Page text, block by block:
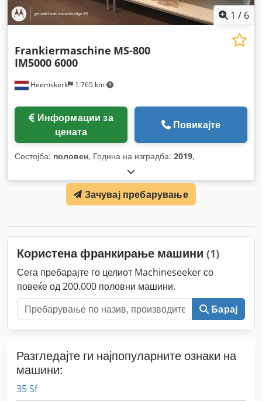
1 / 6
Heemskerk 1.765 km
Frankiermaschine MS-800
IM5000 6000
цената
Повикајте
Состојба: половен, Година на изградба: 2019,
Зачувај пребарување
Користена франкирање машини (1)
Сега пребарајте го целиот Machineseeker со
повеќе од 200.000 половни машини.
Барај
Разгледајте ги најпопуларните ознаки на
машини:
35 Sf